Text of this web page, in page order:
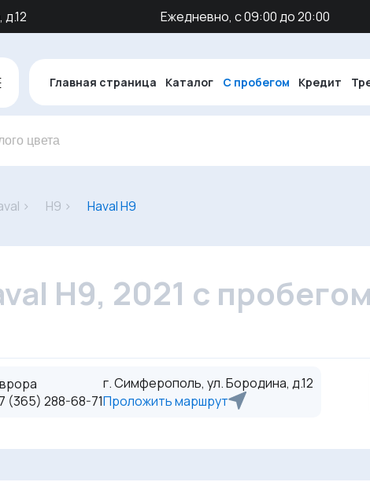
Ежедневно, с 09:00 до 20:00
Главная страница Каталог С пробегом Кредит
› H9 › Haval H9
H9, 2021 с
(365) 288-68-71
г. Симферополь, ул. Бородина, д.12
Проложить маршрут